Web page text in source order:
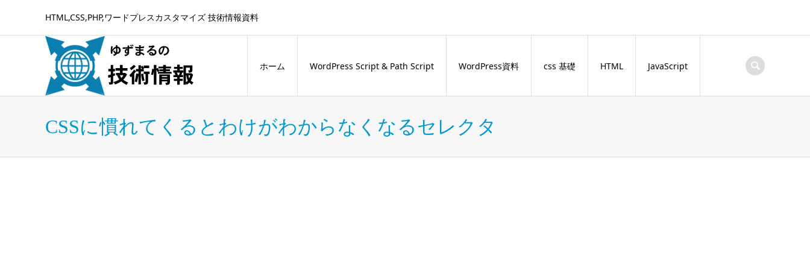
HTML,CSS,PHP,ワードプレスカスタマイズ 技術情報資料
ホーム WordPress Script & Path Script WordPress資料 css 基礎 HTML JavaScript
CSSに慣れてくるとわけがわからなくなるセレクタ